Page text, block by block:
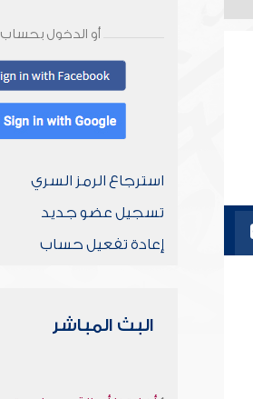
أو الدخول بحساب
استرجاع الرمز السري
تسجيل عضو جديد
إعادة تفعيل حساب
البث المباشر